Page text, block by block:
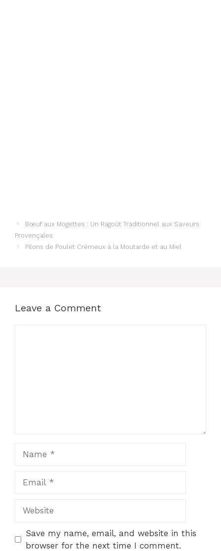
Bœuf aux Mogettes : Un Ragoût Traditionnel aux Saveurs
Provençales
Pilons de Poulet Crémeux à la Moutarde et au Miel
Leave a Comment
Save my name, email, and website in this
browser for the next time I comment.